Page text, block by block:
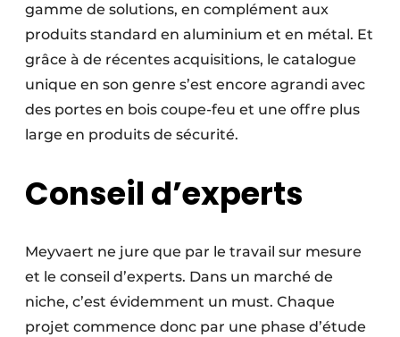
gamme de solutions, en complément aux
produits standard en aluminium et en métal. Et
grâce à de récentes acquisitions, le catalogue
unique en son genre s’est encore agrandi avec
des portes en bois coupe-feu et une offre plus
large en produits de sécurité.
Conseil d’experts
Meyvaert ne jure que par le travail sur mesure
et le conseil d’experts. Dans un marché de
niche, c’est évidemment un must. Chaque
projet commence donc par une phase d’étude